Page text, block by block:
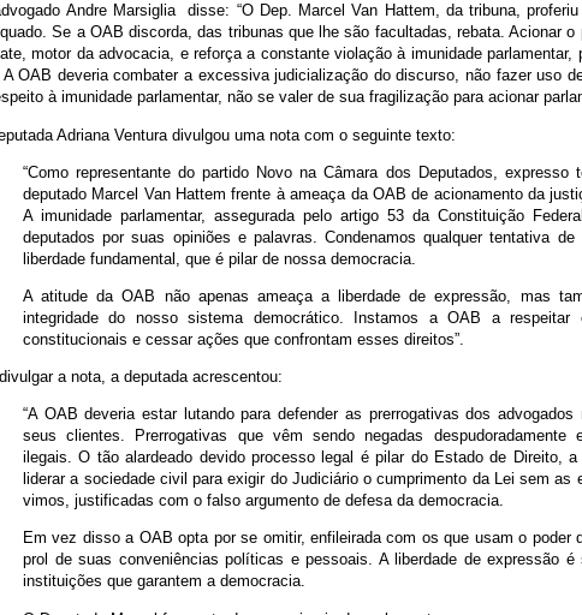
Andre Marsiglia disse: “O Dep. Marcel Van Hattem, da tribuna,
Se a OAB discorda, das tribunas que lhe são facultadas, rebata. Acionar o
motor da advocacia, e reforça a constante violação à imunidade parlamentar,
A OAB deveria combater a excessiva judicialização do discurso, não fazer uso
à imunidade parlamentar, não se valer de sua fragilização para acionar
Adriana Ventura divulgou uma nota com o seguinte texto:
“Como representante do partido Novo na Câmara dos Deputados, expresso
deputado Marcel Van Hattem frente à ameaça da OAB de acionamento da
A imunidade parlamentar, assegurada pelo artigo 53 da Constituição
deputados por suas opiniões e palavras. Condenamos qualquer tentativa de
liberdade fundamental, que é pilar de nossa democracia.
A atitude da OAB não apenas ameaça a liberdade de expressão, mas
integridade do nosso sistema democrático. Instamos a OAB a respeitar
constitucionais e cessar ações que confrontam esses direitos”.
a nota, a deputada acrescentou:
“A OAB deveria estar lutando para defender as prerrogativas dos advogados
seus clientes. Prerrogativas que vêm sendo negadas despudoradamente
ilegais. O tão alardeado devido processo legal é pilar do Estado de Direito,
liderar a sociedade civil para exigir do Judiciário o cumprimento da Lei sem as
vimos, justificadas com o falso argumento de defesa da democracia.
Em vez disso a OAB opta por se omitir, enfileirada com os que usam o poder
prol de suas conveniências políticas e pessoais. A liberdade de expressão é
instituições que garantem a democracia.